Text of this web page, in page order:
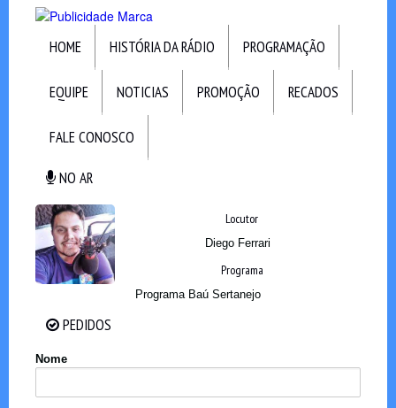
HOME HISTÓRIA DA RÁDIO PROGRAMAÇÃO
EQUIPE NOTICIAS PROMOÇÃO RECADOS
FALE CONOSCO
NO AR
Locutor
Diego Ferrari
Programa
Programa Baú Sertanejo
PEDIDOS
Nome